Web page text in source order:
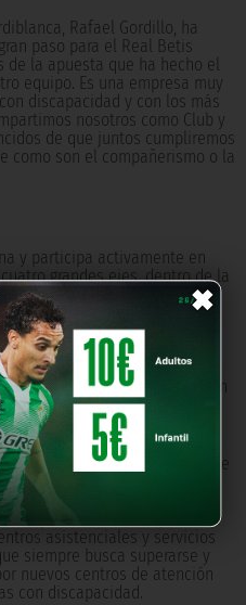
×
Rafael Gordillo, ha
paso para el Real Betis
de la apuesta que ha hecho el
equipo. Es una empresa muy
discapacidad y con los más
nosotros como Club y
de que juntos cumpliremos
como son el compañerismo o la
y participa activamente en
grandes ejes, dentro de la
la prestación de Servicios
construcción, gestión y
para personas con
para personas mayores.
todo el territorio nacional,
nuevas aperturas previstas en
grupo que está en constante
también se orienta al sector de
la Consultoría y Asesoría
así como servicios
de actuación,
asistenciales y servicios
siempre busca superarse y
nuevos centros de atención
con discapacidad.